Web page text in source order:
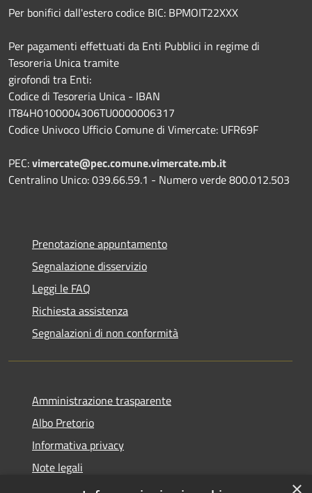
Per bonifici dall'estero codice BIC: BPMOIT22XXX
Per pagamenti effettuati da Enti Pubblici in regime di
Tesoreria Unica tramite
girofondi tra Enti:
Codice di Tesoreria Unica - IBAN
IT84H0100004306TU0000006317
Codice Univoco Ufficio Comune di Vimercate: UFR69F
PEC:vimercate@pec.comune.vimercate.mb.it
Centralino Unico: 039.66.59.1 - Numero verde 800.012.503
Prenotazione appuntamento
Segnalazione disservizio
Leggi le FAQ
Richiesta assistenza
Segnalazioni di non conformità
Amministrazione trasparente
Albo Pretorio
Informativa privacy
Note legali